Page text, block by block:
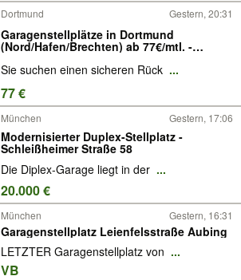
Dortmund
Gestern, 20:31
Garagenstellplätze in Dortmund
(Nord/Hafen/Brechten) ab 77€/mtl. -
Garage mieten
Sie suchen einen sicheren Rück ...
77 €
München Gestern, 17:06
Modernisierter Duplex-Stellplatz -
Schleißheimer Straße 58
Die Diplex-Garage liegt in der ...
20.000 €
München Gestern, 16:31
Garagenstellplatz Leienfelsstraße Aubing
LETZTER Garagenstellplatz von ...
VB